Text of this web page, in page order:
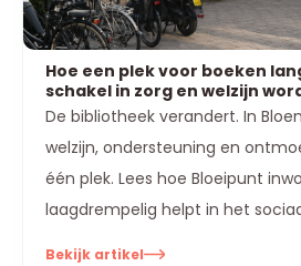
Hoe een plek voor boeken
schakel in zorg en welzijn
De bibliotheek verandert. In
welzijn, ondersteuning en
één plek. Lees hoe Bloeipunt
laagdrempelig helpt in het
Bekijk artikel